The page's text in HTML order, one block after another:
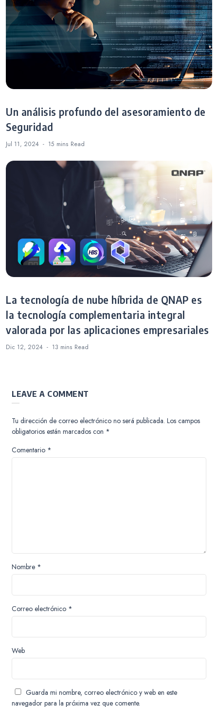
Un análisis profundo del asesoramiento de
Seguridad
Jul 11, 2024 15 mins Read
La tecnología de nube híbrida de QNAP es
la tecnología complementaria integral
valorada por las aplicaciones empresariales
Dic 12, 2024 13 mins Read
LEAVE A COMMENT
Tu dirección de correo electrónico no será publicada. Los campos
obligatorios están marcados con *
Comentario *
Nombre *
Correo electrónico *
Web
Guarda mi nombre, correo electrónico y web en este
navegador para la próxima vez que comente.